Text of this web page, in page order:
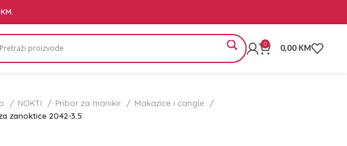
0 0,00 KM
NOKTI Pribor za manikir
Makazice i cangle
zanoktice 2042-3.5